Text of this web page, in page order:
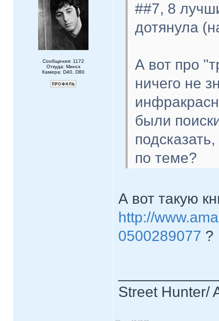
Сообщения: 1172
Откуда: Минск
Камера: D40, D80
##7, 8
дотянула
А вот про
ничего не
были
по теме?
А вот такую
http://
0500289077 ?
Street Hunter/